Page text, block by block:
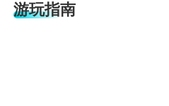
游玩指南